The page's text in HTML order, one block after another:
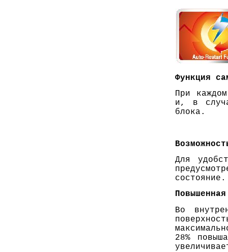
Функция
При
и, в
блока.
Для
состояние.
Во
28%